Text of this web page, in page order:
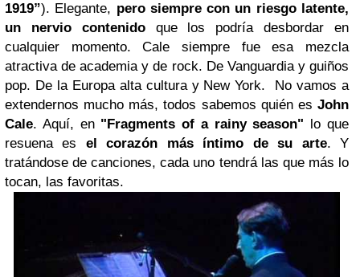
1919”). Elegante, pero siempre con un riesgo latente,
un nervio contenido que los podría desbordar en
cualquier momento. Cale siempre fue esa mezcla
atractiva de academia y de rock. De Vanguardia y guiños
pop. De la Europa alta cultura y New York. No vamos a
extendernos mucho más, todos sabemos quién es John
Cale. Aquí, en "Fragments of a rainy season" lo que
resuena es el corazón más íntimo de su arte. Y
tratándose de canciones, cada uno tendrá las que más lo
tocan, las favoritas.